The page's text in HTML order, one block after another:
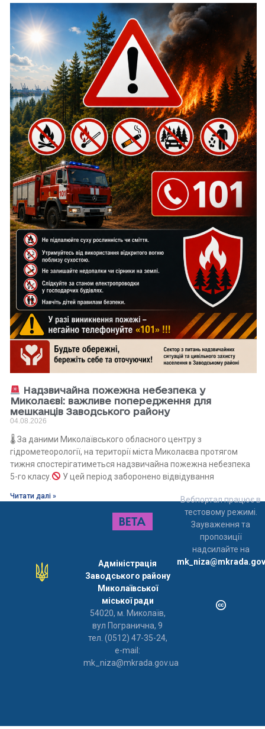
Надзвичайна пожежна небезпека у
Миколаєві: важливе попередження для
мешканців Заводського району
04.08.2026
🌡 За даними Миколаївського обласного центру з
гідрометеорології, на території міста Миколаєва протягом
тижня спостерігатиметься надзвичайна пожежна небезпека
5-го класу.
У цей період заборонено відвідування
Читати далі »
Адміністрація
Заводського району
Миколаївської
міської ради
54020, м. Миколаїв,
вул Погранична, 9
тел. (0512) 47-35-24,
e-mail:
mk_niza@mkrada.gov.ua
Вебпортал працює в
тестовому режимі.
Зауваження та
пропозиції
надсилайте на